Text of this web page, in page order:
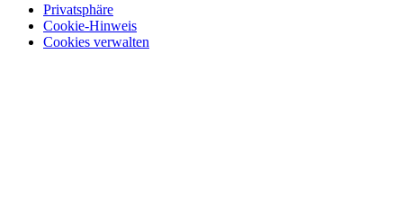
Privatsphäre
Cookie-Hinweis
Cookies verwalten